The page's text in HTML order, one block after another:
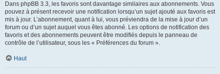
Dans phpBB 3.3, les favoris sont davantage similaires aux abonnements. Vous
pouvez à présent recevoir une notification lorsqu’un sujet ajouté aux favoris est
mis à jour. L’abonnement, quant à lui, vous préviendra de la mise à jour d’un
forum ou d’un sujet auquel vous êtes abonné. Les options de notification des
favoris et des abonnements peuvent être modifiés depuis le panneau de
contrôle de l’utilisateur, sous les « Préférences du forum ».
Haut